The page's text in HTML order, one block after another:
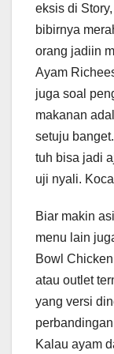
eksis di
bibirnya
orang jadiin
Ayam
juga soal
makanan
setuju
tuh bisa jadi
uji nyali.
Biar makin
menu lain
Bowl
atau outlet
yang versi
Kalau ayam